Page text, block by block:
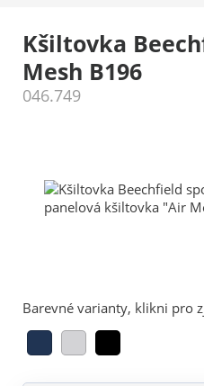
Kšiltovka
Mesh B196
046.749
Barevné varianty, klikni pro